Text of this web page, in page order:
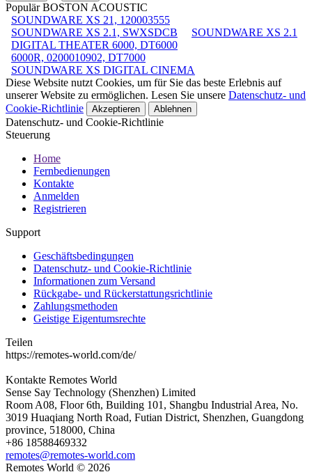
Populär BOSTON ACOUSTIC
SOUNDWARE XS 21, 120003555
SOUNDWARE XS 2.1, SWXSDCB
SOUNDWARE XS 2.1
DIGITAL THEATER 6000, DT6000
6000R, 0200010902, DT7000
SOUNDWARE XS DIGITAL CINEMA
Diese Website nutzt Cookies, um für Sie das beste Erlebnis auf
unserer Website zu ermöglichen. Lesen Sie unsere Datenschutz- und
Cookie-Richtlinie
Akzeptieren Ablehnen
Datenschutz- und Cookie-Richtlinie
Steuerung
Home
Fernbedienungen
Kontakte
Anmelden
Registrieren
Support
Geschäftsbedingungen
Datenschutz- und Cookie-Richtlinie
Informationen zum Versand
Rückgabe- und Rückerstattungsrichtlinie
Zahlungsmethoden
Geistige Eigentumsrechte
Teilen
https://remotes-world.com/de/
Kontakte Remotes World
Sense Say Technology (Shenzhen) Limited
Room A08, Floor 6th, Building 101, Shangbu Industrial Area, No.
3019 Huaqiang North Road, Futian District, Shenzhen, Guangdong
province, 518000, China
+86 18588469332
remotes@remotes-world.com
Remotes World © 2026